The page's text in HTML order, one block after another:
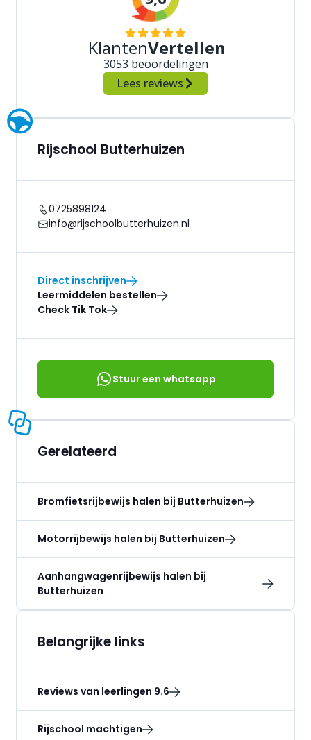
Rijschool Butterhuizen
0725898124
info@rijschoolbutterhuizen.nl
Direct inschrijven
Leermiddelen bestellen
Check Tik Tok
Stuur een whatsapp
Gerelateerd
Bromfietsrijbewijs halen bij Butterhuizen
Motorrijbewijs halen bij Butterhuizen
Aanhangwagenrijbewijs halen bij
Butterhuizen
Belangrijke links
Reviews van leerlingen 9.6
Rijschool machtigen
KlantenVertellen
3053 beoordelingen
Lees reviews